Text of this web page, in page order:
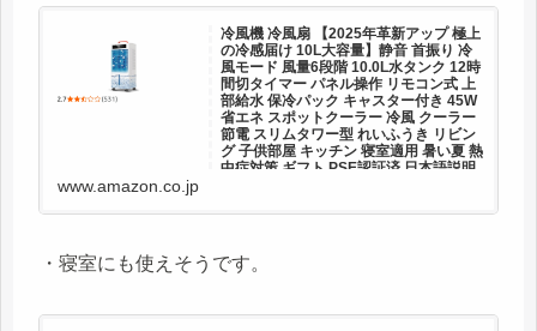
冷風機 冷風扇 【2025年革新アップ 極上
の冷感届け 10L大容量】静音 首振り 冷
風モード 風量6段階 10.0L水タンク 12時
間切タイマー パネル操作 リモコン式 上
部給水 保冷パック キャスター付き 45W
省エネ スポットクーラー 冷風 クーラー
節電 スリムタワー型 れいふうき リビン
グ 子供部屋 キッチン 寝室適用 暑い夏 熱
中症対策 ギフト PSE認証済 日本語説明
届け 10L大容量】静音 首振り 冷風モード 風量6
www.amazon.co.jp
・寝室にも使えそうです。